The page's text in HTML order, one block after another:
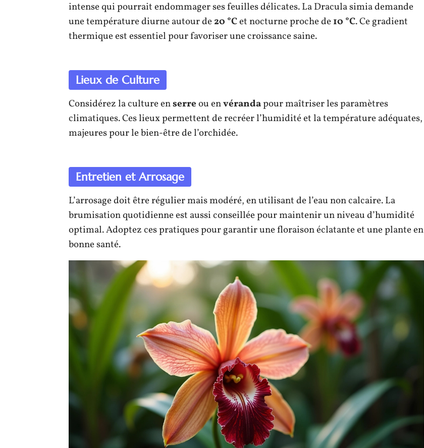
intense qui pourrait endommager ses feuilles délicates. La Dracula simia demande
une température diurne autour de20 °Cet nocturne proche de10 °C. Ce gradient
thermique est essentiel pour favoriser une croissance saine.
Lieux de Culture
Considérez la culture enserreou envérandapour maîtriser les paramètres
climatiques. Ces lieux permettent de recréer l’humidité et la température adéquates,
majeures pour le bien-être de l’orchidée.
Entretien et Arrosage
L’arrosage doit être régulier mais modéré, en utilisant de l’eau non calcaire. La
brumisation quotidienne est aussi conseillée pour maintenir un niveau d’humidité
optimal. Adoptez ces pratiques pour garantir une floraison éclatante et une plante en
bonne santé.